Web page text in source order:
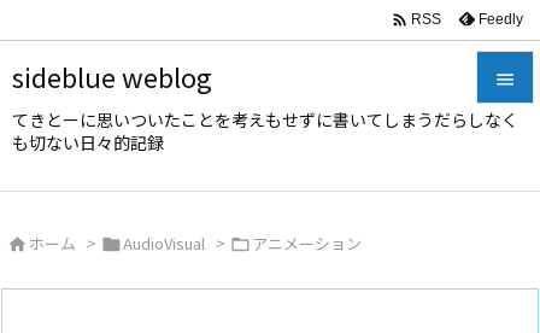
sideblue weblog
てきとーに思いついたことを考えもせずに書いてしまうだらしなく
も切ない日々的記録



 RSS Feedly
 ホーム > AudioVisual > アニメーション